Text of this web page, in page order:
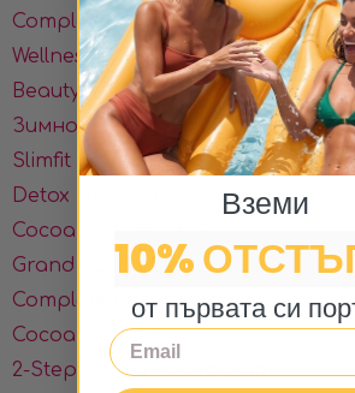
Complete Summer
Wellness Discovery +
Beauty Collagen Cocoa
Зимното Матча Дуо
Slimfit Discovery +
Detox Discovery +
Cocoa Wellness Чай
Grand Cocoa Box
Complete Cocoa Bundle
Cocoa Fit Pack
2-Step Cocoa Fit program
Вземи
10%
от първата си
Email